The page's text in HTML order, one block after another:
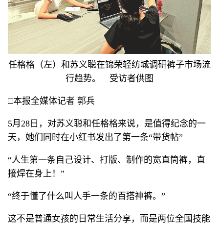
任格格（左）和苏义聪在锦荣轻纺城调研裤子市场流
行趋势。 受访者供图
□本报全媒体记者 郭兵
5月28日，对苏义聪和任格格来说，是值得纪念的一
天，她们同时在小红书发出了第一条“带货帖”——
“人生第一条自己设计、打版、制作的宽直筒裤，直
接焊在身上！”
“终于懂了什么叫人手一条的百搭神裤。”
这不是普通女孩的日常生活分享，而是两位全国技能